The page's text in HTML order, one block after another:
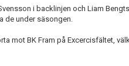
i backlinjen och Liam
de under säsongen.
mot BK Fram på Excercisfältet,